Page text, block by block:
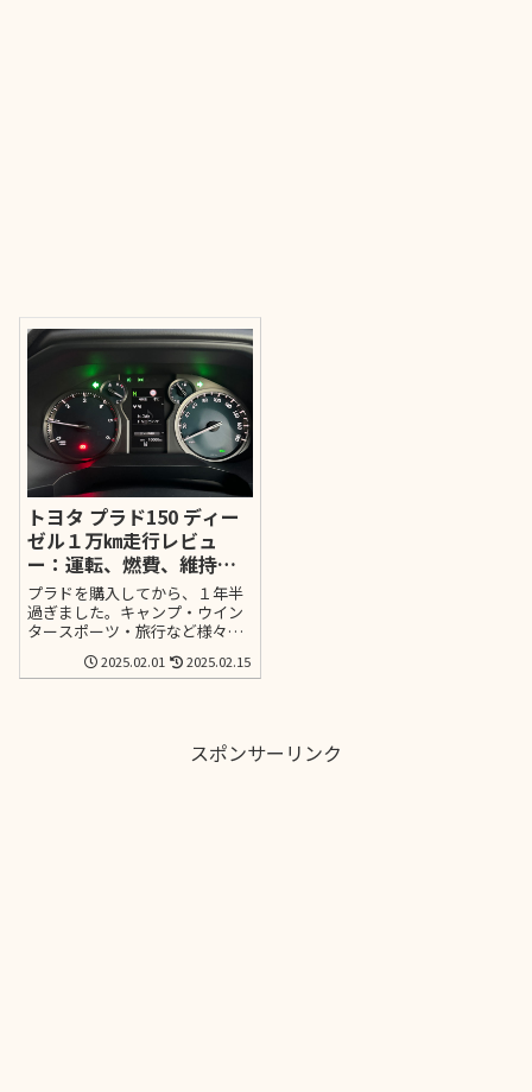
トヨタ プラド150 ディー
ゼル１万㎞走行レビュ
ー：運転、燃費、維持
費、トラブル・・・まで
徹底解説
プラドを購入してから、１年半
過ぎました。キャンプ・ウイン
タースポーツ・旅行など様々な
アクティビティを楽しみまし
た。2024年末に、1万㎞を走行
2025.02.01 2025.02.15
スポンサーリンク